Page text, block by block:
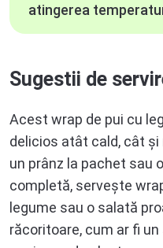
atingerea
Sugestii de
Acest wrap de pui cu
delicios atât cald, cât
un prânz la pachet sau
completă, servește
legume sau o salată
răcoritoare, cum ar fi